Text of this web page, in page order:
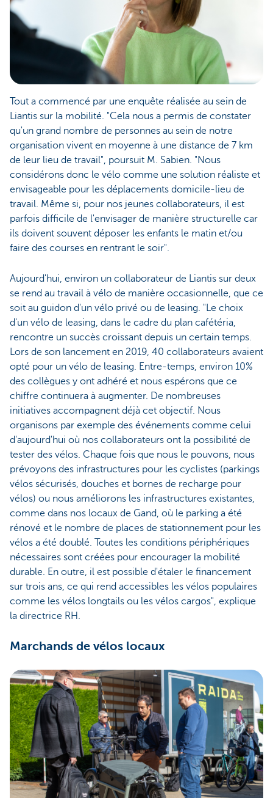
Tout a commencé par une enquête réalisée au sein de
Liantis sur la mobilité. "Cela nous a permis de constater
qu'un grand nombre de personnes au sein de notre
organisation vivent en moyenne à une distance de 7 km
de leur lieu de travail", poursuit M. Sabien. "Nous
considérons donc le vélo comme une solution réaliste et
envisageable pour les déplacements domicile-lieu de
travail. Même si, pour nos jeunes collaborateurs, il est
parfois difficile de l'envisager de manière structurelle car
ils doivent souvent déposer les enfants le matin et/ou
faire des courses en rentrant le soir".
Aujourd'hui, environ un collaborateur de Liantis sur deux
se rend au travail à vélo de manière occasionnelle, que ce
soit au guidon d'un vélo privé ou de leasing. "Le choix
d'un vélo de leasing, dans le cadre du plan cafétéria,
rencontre un succès croissant depuis un certain temps.
Lors de son lancement en 2019, 40 collaborateurs avaient
opté pour un vélo de leasing. Entre-temps, environ 10%
des collègues y ont adhéré et nous espérons que ce
chiffre continuera à augmenter. De nombreuses
initiatives accompagnent déjà cet objectif. Nous
organisons par exemple des événements comme celui
d'aujourd'hui où nos collaborateurs ont la possibilité de
tester des vélos. Chaque fois que nous le pouvons, nous
prévoyons des infrastructures pour les cyclistes (parkings
vélos sécurisés, douches et bornes de recharge pour
vélos) ou nous améliorons les infrastructures existantes,
comme dans nos locaux de Gand, où le parking a été
rénové et le nombre de places de stationnement pour les
vélos a été doublé. Toutes les conditions périphériques
nécessaires sont créées pour encourager la mobilité
durable. En outre, il est possible d'étaler le financement
sur trois ans, ce qui rend accessibles les vélos populaires
comme les vélos longtails ou les vélos cargos", explique
la directrice RH.
Marchands de vélos locaux